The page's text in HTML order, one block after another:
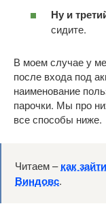
Ну и
сидите.
В моем случае у
после входа под
наименование
парочки. Мы про
все способы ниже.
Читаем –как
Виндовс.